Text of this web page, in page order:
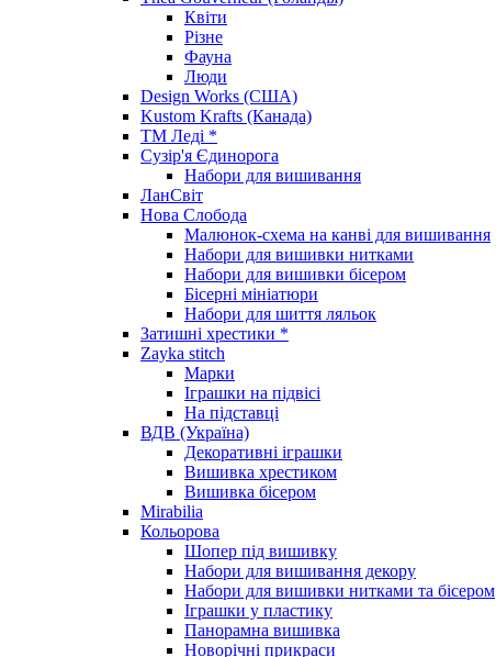
Квіти
Різне
Фауна
Люди
Design Works (США)
Kustom Krafts (Канада)
ТМ Леді *
Сузір'я Єдинорога
Набори для вишивання
ЛанСвіт
Нова Слобода
Малюнок-схема на канві для вишивання
Набори для вишивки нитками
Набори для вишивки бісером
Бісерні мініатюри
Набори для шиття ляльок
Затишні хрестики *
Zayka stitch
Марки
Іграшки на підвісі
На підставці
ВДВ (Україна)
Декоративні іграшки
Вишивка хрестиком
Вишивка бісером
Mirabilia
Кольорова
Шопер під вишивку
Набори для вишивання декору
Набори для вишивки нитками та бісером
Іграшки у пластику
Панорамна вишивка
Новорічні прикраси